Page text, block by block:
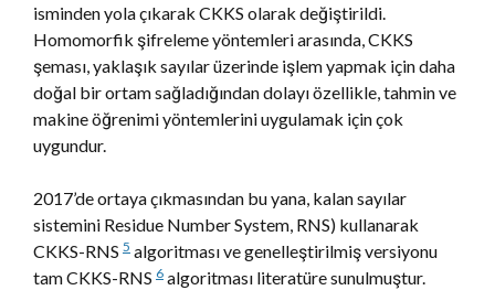
isminden yola çıkarak CKKS olarak değiştirildi.
Homomorfik şifreleme yöntemleri arasında, CKKS
şeması, yaklaşık sayılar üzerinde işlem yapmak için daha
doğal bir ortam sağladığından dolayı özellikle, tahmin ve
makine öğrenimi yöntemlerini uygulamak için çok
uygundur.
2017’de ortaya çıkmasından bu yana, kalan sayılar
sistemini Residue Number System, RNS) kullanarak
CKKS-RNS 5 algoritması ve genelleştirilmiş versiyonu
tam CKKS-RNS 6 algoritması literatüre sunulmuştur.